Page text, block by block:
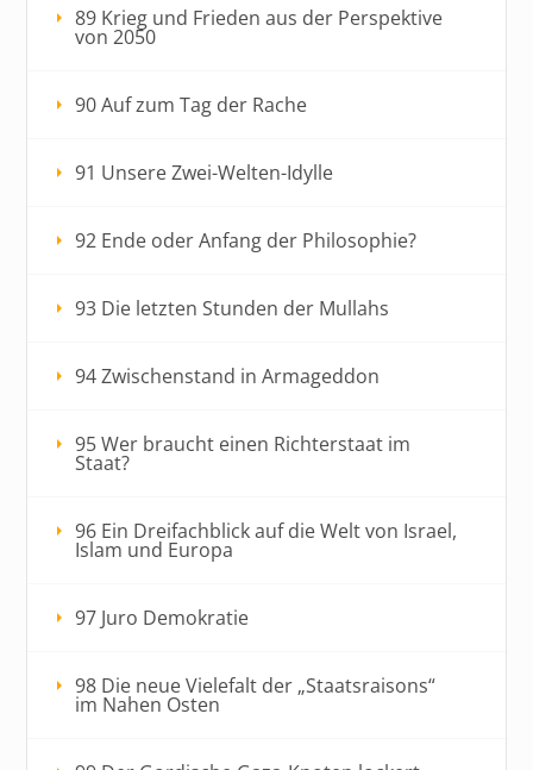
89 Krieg und Frieden aus der Perspektive
von 2050
90 Auf zum Tag der Rache
91 Unsere Zwei-Welten-Idylle
92 Ende oder Anfang der Philosophie?
93 Die letzten Stunden der Mullahs
94 Zwischenstand in Armageddon
95 Wer braucht einen Richterstaat im
Staat?
96 Ein Dreifachblick auf die Welt von Israel,
Islam und Europa
97 Juro Demokratie
98 Die neue Vielefalt der „Staatsraisons“
im Nahen Osten